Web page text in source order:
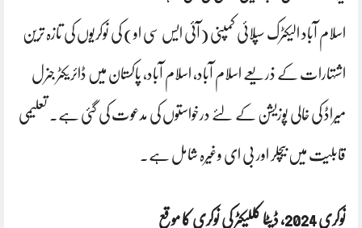
اسلام آباد الیکٹرک سپلائی کمپنی (آئی ایس سی او) کی نوکریوں کی تازہ ترین
اشتہارات کے ذریعے اسلام آباد، اسلام آباد، پاکستان میں ڈائریکٹر جنرل
میراڈ کی خالی پوزیشن کے لئے درخواستوں کی مدعوت کی گئی ہے۔ تعلیمی
قابلیت میں بیچلر اور بی ای وغیرہ شامل ہے۔
نوکری 2024، ڈیٹا کللیکٹر کی نوکری کا موقع